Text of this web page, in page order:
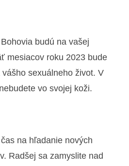
budú na vašej
mesiacov roku 2023 bude
sexuálneho život. V
vo svojej koži.
na hľadanie nových
Radšej sa zamyslite nad